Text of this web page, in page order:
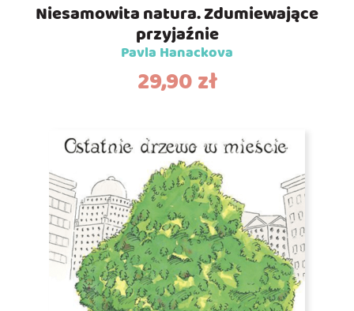
Niesamowita natura. Zdumiewające
przyjaźnie
Pavla Hanackova
29,90zł